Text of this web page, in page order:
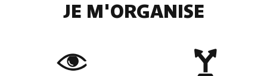
JE M'ORGANISE